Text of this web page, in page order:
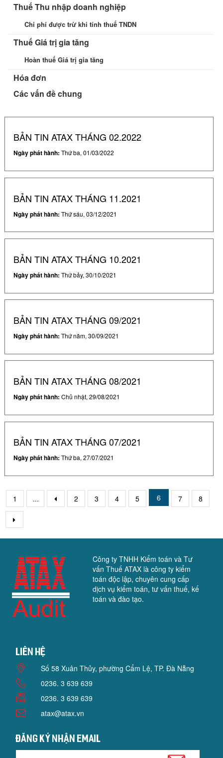
Thuế Thu nhập doanh nghiệp
Chi phí được trừ khi tính thuế TNDN
Thuế Giá trị gia tăng
Hoàn thuế Giá trị gia tăng
Hóa đơn
Các vấn đề chung
BẢN TIN ATAX THÁNG 02.2022
Ngày phát hành: Thứ ba, 01/03/2022
BẢN TIN ATAX THÁNG 11.2021
Ngày phát hành: Thứ sáu, 03/12/2021
BẢN TIN ATAX THÁNG 10.2021
Ngày phát hành: Thứ bảy, 30/10/2021
BẢN TIN ATAX THÁNG 09/2021
Ngày phát hành: Thứ năm, 30/09/2021
BẢN TIN ATAX THÁNG 08/2021
Ngày phát hành: Chủ nhật, 29/08/2021
BẢN TIN ATAX THÁNG 07/2021
Ngày phát hành: Thứ ba, 27/07/2021
1 ... 2 3 4 5 6 7 8
Công ty TNHH Kiểm toán và Tư
vấn Thuế ATAX là công ty kiểm
toán độc lập, chuyên cung cấp
dịch vụ kiểm toán, tư vấn thuế, kế
toán và đào tạo.
Liên hệ
Số 58 Xuân Thủy, phường Cẩm Lệ, TP. Đà Nẵng
0236. 3 639 639
0236. 3 639 639
atax@atax.vn
Đăng ký nhận email